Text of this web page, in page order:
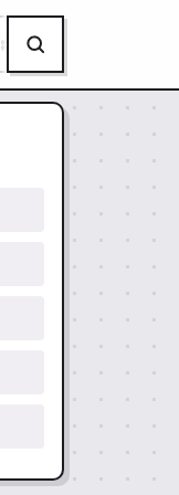
#ミニPC